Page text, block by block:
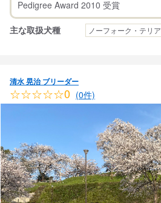
主な取扱犬種 ノーフォーク・テリア
清水 晃治 ブリーダー
☆☆☆☆☆0 (0件)